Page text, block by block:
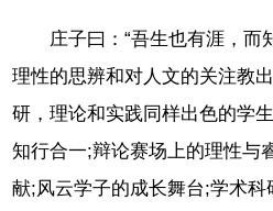
庄子曰：“吾生也有涯，而
理性的思辨和对人文的关注教
研，理论和实践同样出色的学
知行合一;辩论赛场上的理性与
献;风云学子的成长舞台;学术